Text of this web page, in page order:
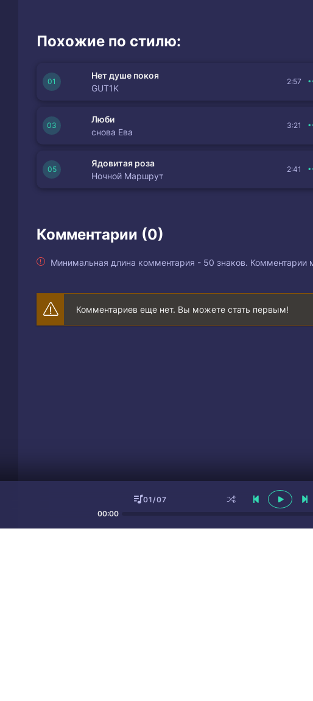
Похожие по стилю:
Нет душе покоя
GUT1K
2:57
Люби
снова Ева
3:21
Ядовитая роза
Ночной Маршрут
2:41
Комментарии (0)
Минимальная длина комментария - 50 знаков. Комментарии
Комментариев еще нет. Вы можете стать первым!
01/07
00:00